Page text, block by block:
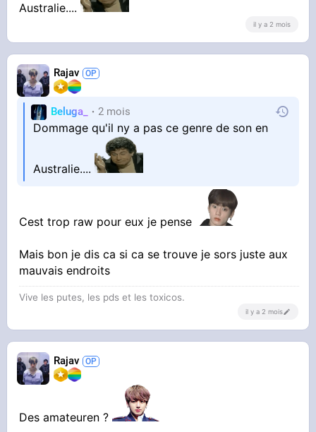
Australie....
il y a 2 mois
Rajav
Beluga_ 2 mois
Dommage qu'il ny a pas ce genre de son en
Australie....
Cest trop raw pour eux je pense
Mais bon je dis ca si ca se trouve je sors juste aux
mauvais endroits
Vive les putes, les pds et les toxicos.
il y a 2 mois
Rajav
Des amateuren ?